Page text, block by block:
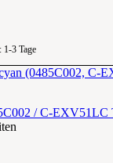
1-3 Tage
/ C-EXV51LC